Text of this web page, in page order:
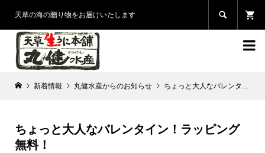
天草の海の贈り物をお届けいたします 

新着情報 丸健水産からのお知らせ ちょっと大人なバレンタイン！ラッピング無料！
ちょっと大人なバレンタイン！ラッピング
無料！